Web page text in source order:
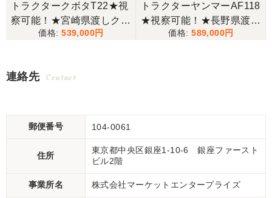
トラクタークボタT22★視
察可能！★宮崎県渡しクボ
タ トラクター T22 22馬力
ロータリー 4WD 現状渡し
539,000
トラクターヤンマーAF118
★視察可能！★長野県渡し
ヤンマー トラクター AF11
589,000
連絡先 Contact
郵便番号 104-0061
住所
東京都中央区銀座1-10-6 銀座ファースト
ビル2階
事業所名 株式会社マーケットエンタープライズ